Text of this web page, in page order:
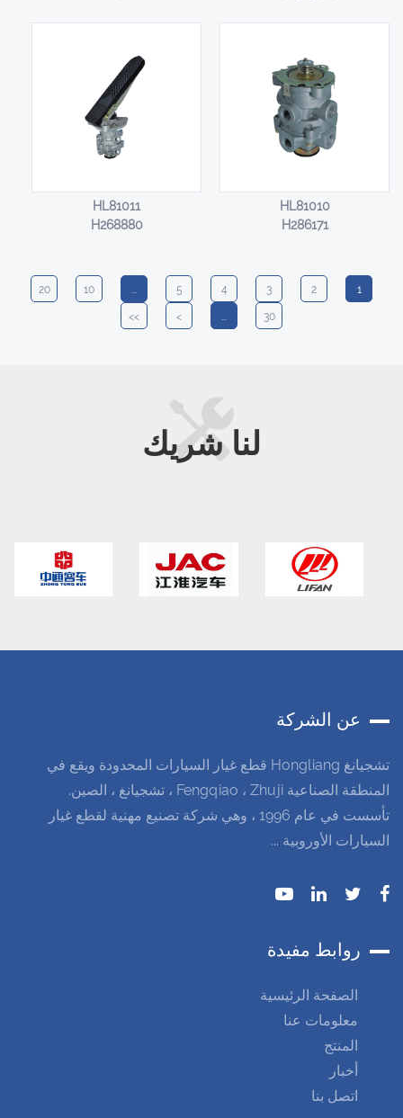
HL81010
H286171
HL81011
H268880
1
2
3
4
5
...
10
20
30
...
>
>>
لنا شريك
عن الشركة
تشجيانغ Hongliang قطع غيار السيارات المحدودة ويقع في
المنطقة الصناعية Fengqiao ، Zhuji ، تشجيانغ ، الصين.
تأسست في عام 1996 ، وهي شركة تصنيع مهنية لقطع غيار
السيارات الأوروبية ...
روابط مفيدة
الصفحة الرئيسية
معلومات عنا
المنتج
أخبار
اتصل بنا